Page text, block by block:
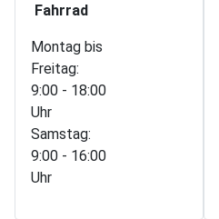
Fahrrad
Montag bis
Freitag:
9:00 - 18:00
Uhr
Samstag:
9:00 - 16:00
Uhr